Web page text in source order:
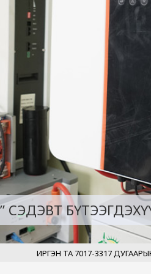
УГСРАЛТЫН АЖИЛ
ТӨВ”
7017-3317 ДУГААРЫН УТСААР